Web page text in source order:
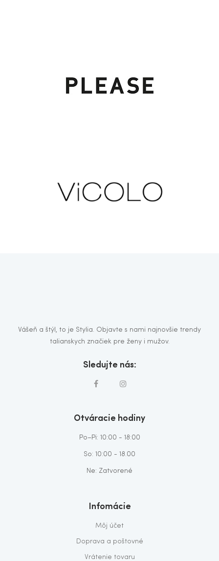
Vášeň a štýl, to je Stylia. Objavte s nami najnovšie trendy
talianskych značiek pre ženy i mužov.
Sledujte nás:
Otváracie hodiny
Po–Pi: 10:00 - 18:00
So: 10:00 - 18.00
Ne: Zatvorené
Infomácie
Môj účet
Doprava a poštovné
Vrátenie tovaru